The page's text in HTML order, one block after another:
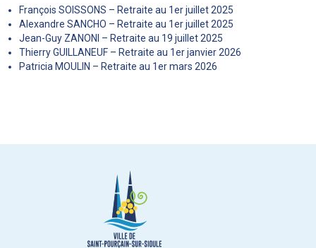
François SOISSONS – Retraite au 1er juillet 2025
Alexandre SANCHO – Retraite au 1er juillet 2025
Jean-Guy ZANONI – Retraite au 19 juillet 2025
Thierry GUILLANEUF – Retraite au 1er janvier 2026
Patricia MOULIN – Retraite au 1er mars 2026